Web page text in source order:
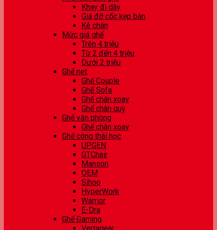
Khay đi dây
Giá đỡ cốc kẹp bàn
Kê chân
Mức giá ghế
Trên 4 triệu
Từ 2 đến 4 triệu
Dưới 2 triệu
Ghế net
Ghế Couple
Ghế Sofa
Ghế chân xoay
Ghế chân quỳ
Ghế văn phòng
Ghế chân xoay
Ghế công thái học
UPGEN
GTChair
Manson
OEM
Sihoo
HyperWork
Warrior
E-Dra
Ghế Gaming